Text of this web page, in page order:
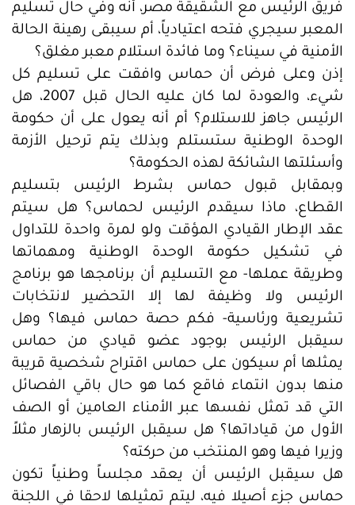
فريق الرئيس مع الشقيقة مصر، أنه وفي حال تسليم
المعبر سيجري فتحه اعتيادياً، أم سيبقى رهينة الحالة
الأمنية في سيناء؟ وما فائدة استلام معبر مغلق؟
إذن وعلى فرض أن حماس وافقت على تسليم كل
شيء، والعودة لما كان عليه الحال قبل 2007، هل
الرئيس جاهز للاستلام؟ أم أنه يعول على أن حكومة
الوحدة الوطنية ستستلم وبذلك يتم ترحيل الأزمة
وأسئلتها الشائكة لهذه الحكومة؟
وبمقابل قبول حماس بشرط الرئيس بتسليم
القطاع، ماذا سيقدم الرئيس لحماس؟ هل سيتم
عقد الإطار القيادي المؤقت ولو لمرة واحدة للتداول
في تشكيل حكومة الوحدة الوطنية ومهماتها
وطريقة عملها- مع التسليم أن برنامجها هو برنامج
الرئيس ولا وظيفة لها إلا التحضير لانتخابات
تشريعية ورئاسية- فكم حصة حماس فيها؟ وهل
سيقبل الرئيس بوجود عضو قيادي من حماس
يمثلها أم سيكون على حماس اقتراح شخصية قريبة
منها بدون انتماء فاقع كما هو حال باقي الفصائل
التي قد تمثل نفسها عبر الأمناء العامين أو الصف
الأول من قياداتها؟ هل سيقبل الرئيس بالزهار مثلاً
وزيرا فيها وهو المنتخب من حركته؟
هل سيقبل الرئيس أن يعقد مجلساً وطنياً تكون
حماس جزء أصيلا فيه، ليتم تمثيلها لاحقا في اللجنة